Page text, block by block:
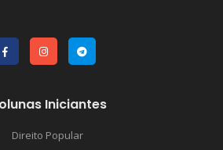
Iniciantes
Direito Popular